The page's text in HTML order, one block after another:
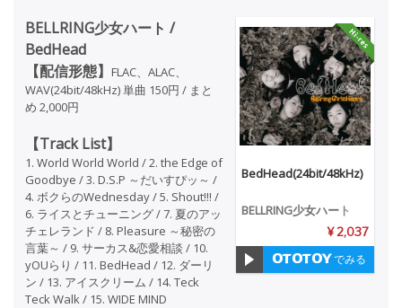
BedHead(24bit/48kHz)
BELLRING少女ハート
¥ 2,037
でみる
BELLRING少女ハート /
BedHead
【配信形態】
FLAC、ALAC、
WAV(24bit/48kHz) 単曲 150円 / まと
め 2,000円
【Track List】
1. World World World / 2. the Edge of
Goodbye / 3. D.S.P ～だいすぴッ～ /
4. ボクらのWednesday / 5. Shout!!! /
6. ライスとチューニング / 7. 夏のアッ
チェレランド / 8. Pleasure ～秘密の
言葉～ / 9. サーカス&恋愛相談 / 10.
yOUらり / 11. BedHead / 12. ダーリ
ン / 13. アイスクリーム / 14. Teck
Teck Walk / 15. WIDE MIND